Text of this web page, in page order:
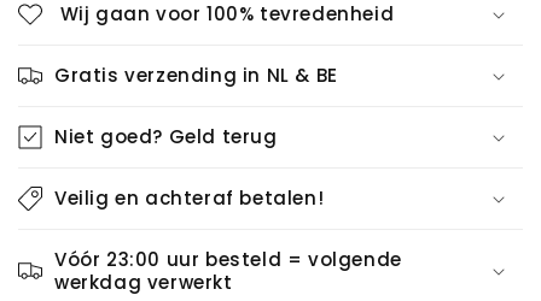
Wij gaan voor 100% tevredenheid
Gratis verzending in NL & BE
Niet goed? Geld terug
Veilig en achteraf betalen!
Vóór 23:00 uur besteld = volgende
werkdag verwerkt